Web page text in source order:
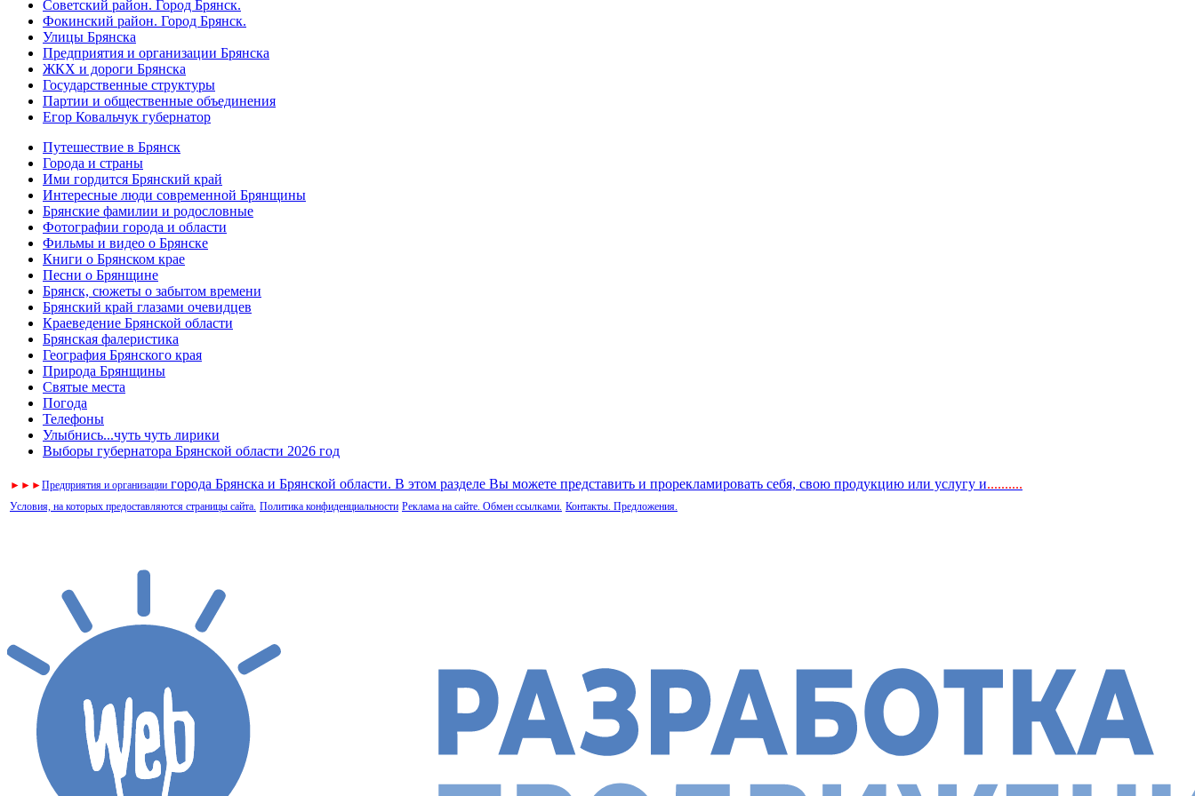
Советский район. Город Брянск.
Фокинский район. Город Брянск.
Улицы Брянска
Предприятия и организации Брянска
ЖКХ и дороги Брянска
Государственные структуры
Партии и общественные объединения
Егор Ковальчук губернатор
Путешествие в Брянск
Города и страны
Ими гордится Брянский край
Интересные люди современной Брянщины
Брянские фамилии и родословные
Фотографии города и области
Фильмы и видео о Брянске
Книги о Брянском крае
Песни о Брянщине
Брянск, сюжеты о забытом времени
Брянский край глазами очевидцев
Краеведение Брянской области
Брянская фалеристика
География Брянского края
Природа Брянщины
Святые места
Погода
Телефоны
Улыбнись...чуть чуть лирики
Выборы губернатора Брянской области 2026 год
► ► ►Предприятия и организации города Брянска и Брянской области. В этом разделе Вы можете представить и прорекламировать себя, свою продукцию или услугу и..........
Условия, на которых предоставляются страницы сайта. Политика конфиденциальности Реклама на сайте. Обмен ссылками. Контакты. Предложения.